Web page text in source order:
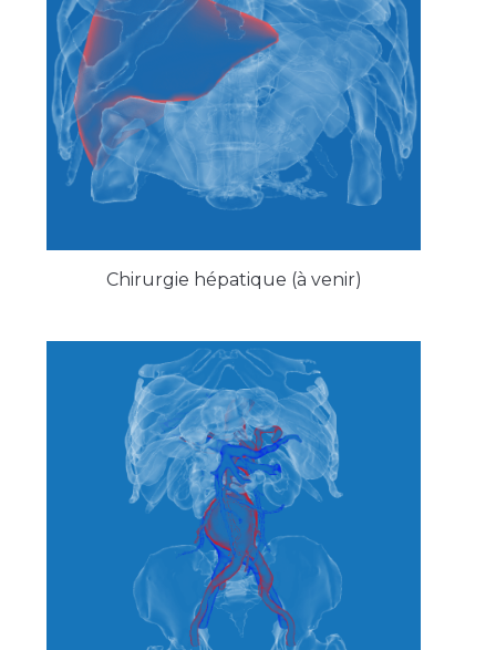
Chirurgie hépatique (à venir)